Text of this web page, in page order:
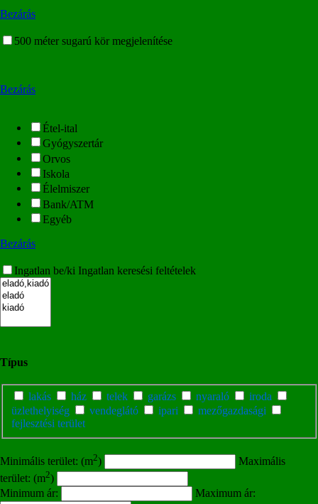
Bezárás
500 méter sugarú kör megjelenítése
Bezárás
Étel-ital
Gyógyszertár
Orvos
Iskola
Élelmiszer
Bank/ATM
Egyéb
Bezárás
Ingatlan be/ki Ingatlan keresési feltételek
Típus
lakás ház telek garázs nyaraló
iroda
üzlethelyiség
vendeglátó ipari
mezőgazdasági
fejlesztési terület
Minimális terület: (m2)
Maximális
terület: (m2)
Minimum ár:
Maximum ár: